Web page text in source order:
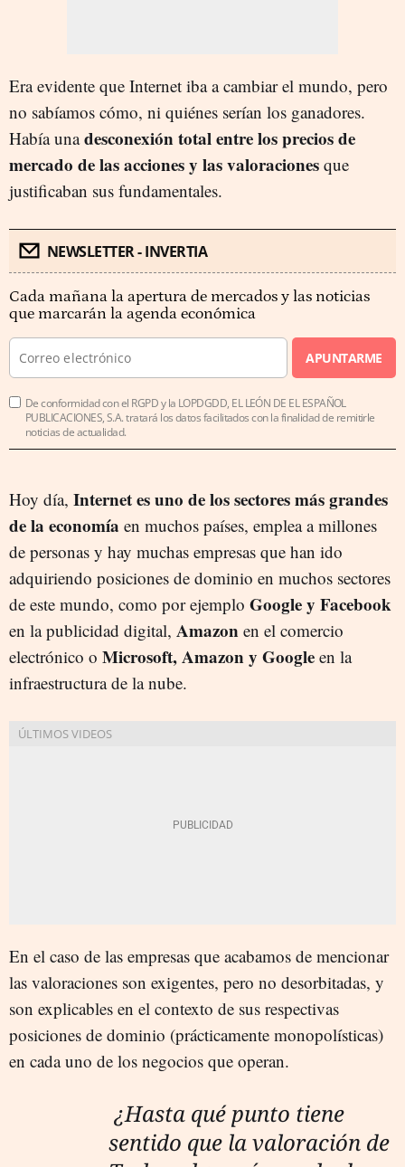
Era evidente que Internet iba a cambiar el mundo, pero
no sabíamos cómo, ni quiénes serían los ganadores.
Había unadesconexión total entre los precios de
mercado de las acciones y las valoraciones que
justificaban sus fundamentales.
NEWSLETTER - INVERTIA
Cada mañana la apertura de mercados y las noticias
que marcarán la agenda económica
APUNTARME
De conformidad con el RGPD y la LOPDGDD, EL LEÓN DE EL ESPAÑOL
PUBLICACIONES, S.A. tratará los datos facilitados con la finalidad de remitirle
noticias de actualidad.
Hoy día, Internet es uno de los sectores más grandes
de la economía en muchos países, emplea a millones
de personas y hay muchas empresas que han ido
adquiriendo posiciones de dominio en muchos sectores
de este mundo, como por ejemplo Google y Facebook
en la publicidad digital, Amazon en el comercio
electrónico o Microsoft, Amazon y Google en la
infraestructura de la nube.
En el caso de las empresas que acabamos de mencionar
las valoraciones son exigentes, pero no desorbitadas, y
son explicables en el contexto de sus respectivas
posiciones de dominio (prácticamente monopolísticas)
en cada uno de los negocios que operan.
¿Hasta qué punto tiene
sentido que la valoración de